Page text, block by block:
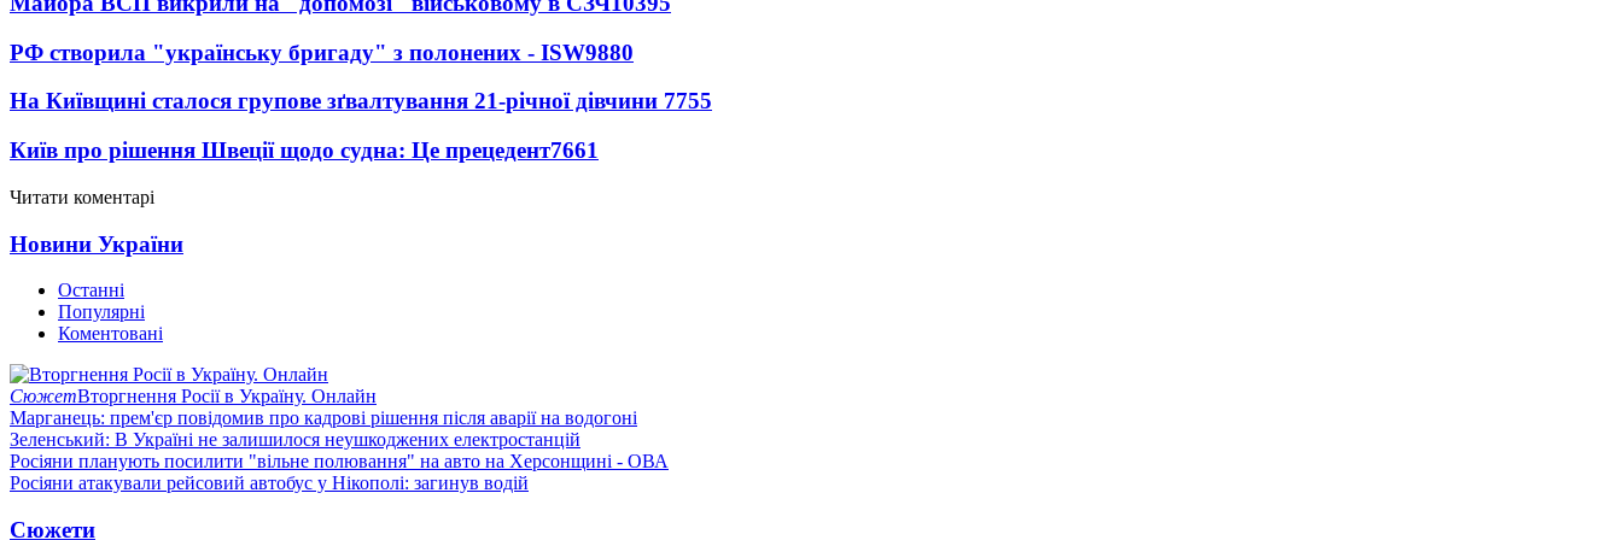
РФ створила "українську бригаду" з полонених - ISW9880
На Київщині сталося групове зґвалтування 21-річної дівчини 7755
Київ про рішення Швеції щодо судна: Це прецедент7661
Читати коментарі
Новини України
Останні
Популярні
Коментовані
СюжетВторгнення Росії в Україну. Онлайн
Марганець: прем'єр повідомив про кадрові рішення після аварії на водогоні
Зеленський: В Україні не залишилося неушкоджених електростанцій
Росіяни планують посилити "вільне полювання" на авто на Херсонщині - ОВА
Росіяни атакували рейсовий автобус у Нікополі: загинув водій
Сюжети